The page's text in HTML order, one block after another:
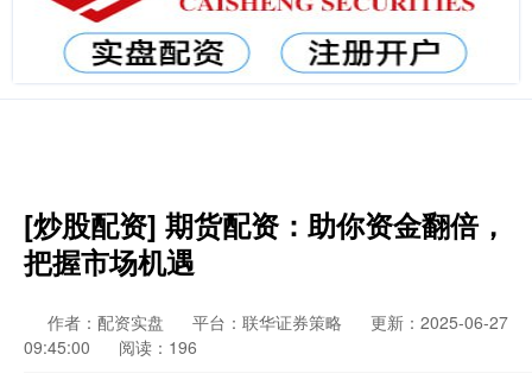
[炒股配资] 期货配资：助你资金翻倍，
把握市场机遇
作者：配资实盘 平台：联华证券策略
更新：2025-06-27
09:45:00
阅读：196